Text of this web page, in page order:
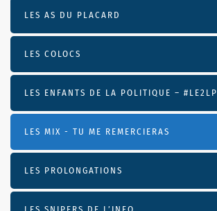
LES AS DU PLACARD
LES COLOCS
LES ENFANTS DE LA POLITIQUE – #LE2LP
LES MIX - TU ME REMERCIERAS
LES PROLONGATIONS